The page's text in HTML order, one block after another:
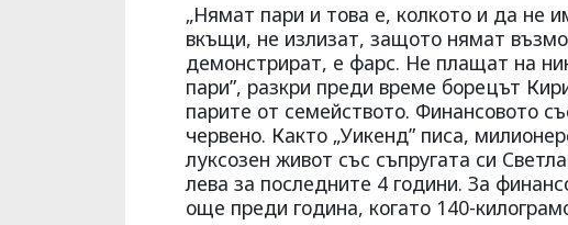
„Нямат пари и това е, колкото и да не
вкъщи, не излизат, защото нямат
демонстрират, е фарс. Не плащат на
пари”, разкри преди време борецът
парите от семейството. Финансовото
червено. Както „Уикенд” писа,
луксозен живот със съпругата си
лева за последните 4 години. За
още преди година, когато 140-